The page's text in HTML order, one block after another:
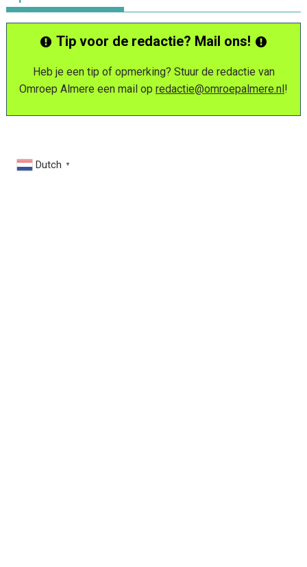
Tip voor de redactie? Mail ons!
Heb je een tip of opmerking? Stuur de redactie van
Omroep Almere een mail op redactie@omroepalmere.nl!
Dutch ▼